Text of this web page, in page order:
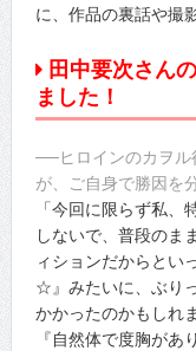
に、作品の裏話や撮
田中要次さん
ました！
──ヒロインのカヲル
が、ご自身で勝因を
「今回に限らず私
しないで、普段のま
ィションだからとい
☆』みたいに、ぶり
かかったのかもしれ
『自然体で度胸が